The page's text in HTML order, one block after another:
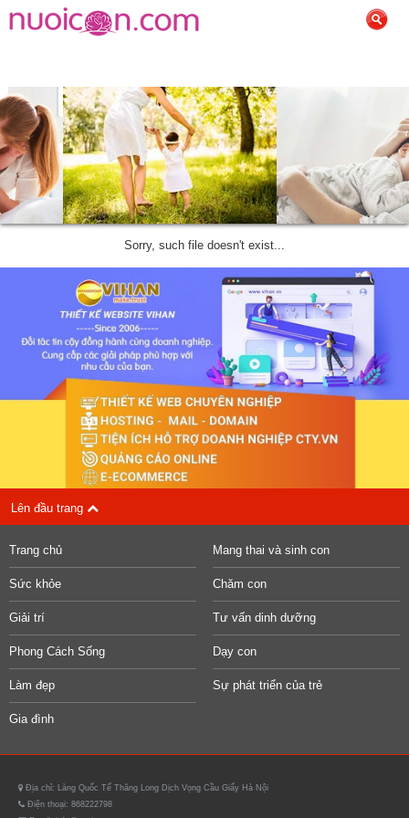
Sorry, such file doesn't exist...
Lên đầu trang
Trang chủ
Sức khỏe
Giải trí
Phong Cách Sống
Làm đẹp
Gia đình
Mang thai và sinh con
Chăm con
Tư vấn dinh dưỡng
Dạy con
Sự phát triển của trẻ
Địa chỉ: Làng Quốc Tế Thăng Long Dịch Vọng Cầu Giấy Hà Nội
Điện thoại: 868222798